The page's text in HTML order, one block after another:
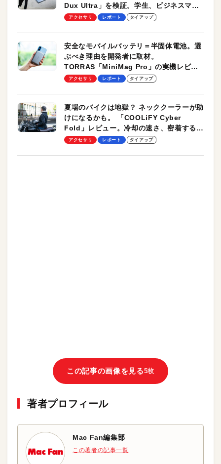
Dux Ultra」を検証。学生、ビジネスマン
のモバイルユースに最適！
アクセサリ レポート タイアップ
安全なモバイルバッテリ＝半固体電池。選
ぶべき理由を開発者に取材。
TORRAS「MiniMag Pro」の実機レビュ
ーも
アクセサリ レポート タイアップ
夏場のバイクは地獄？ ネッククーラーが助
けになるかも。 「COOLiFY Cyber
Fold」レビュー。冷却の速さ、密着する冷
却プレート、シンプルな操作性がグッド！
アクセサリ レポート タイアップ
この記事の画像を見る5枚
著者プロフィール
Mac Fan編集部
この著者の記事一覧